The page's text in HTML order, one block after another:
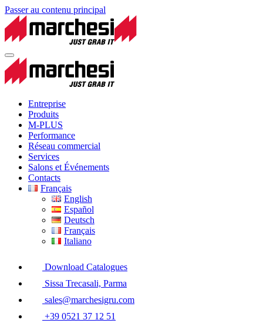
Passer au contenu principal
Entreprise
Produits
M-PLUS
Performance
Réseau commercial
Services
Salons et Événements
Contacts
Français
English
Español
Deutsch
Français
Italiano
Download Catalogues
Sissa Trecasali, Parma
sales@marchesigru.com
+39 0521 37 12 51